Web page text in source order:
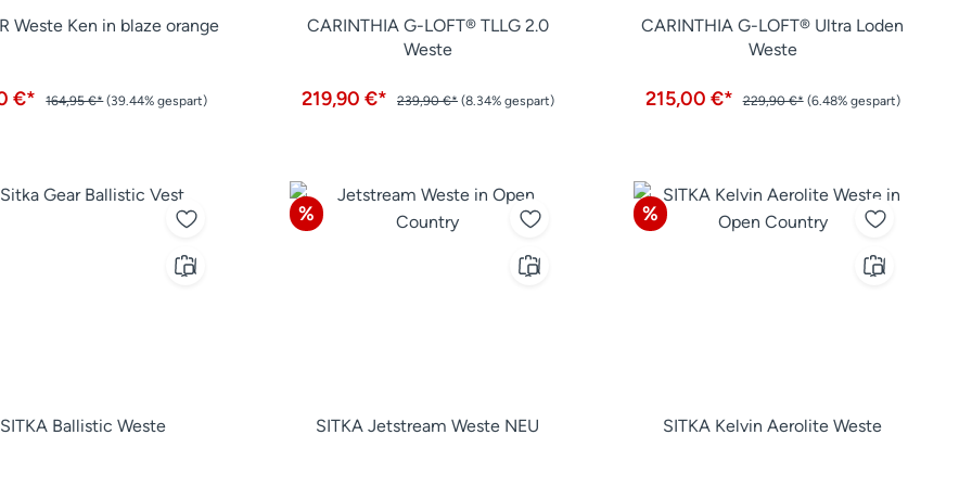
Weste Ken in blaze orange
€* 164,95 €* (39.44% gespart)
CARINTHIA G-LOFT® TLLG 2.0
Weste
219,90 €* 239,90 €* (8.34% gespart)
CARINTHIA G-LOFT® Ultra Loden
Weste
215,00 €* 229,90 €* (6.48% gespart)
SITKA Ballistic Weste
Rabatt
%
SITKA Jetstream Weste NEU
Rabatt
%
SITKA Kelvin Aerolite Weste